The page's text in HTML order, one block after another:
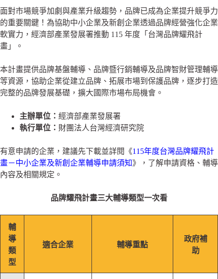
面對市場競爭加劇與產業升級趨勢，品牌已成為企業提升競爭力
的重要關鍵！ 為協助中小企業及新創企業透過品牌經營強化企業
軟實力，經濟部產業發展署推動 115 年度「台灣品牌耀飛計
畫」。
本計畫提供品牌基盤輔導、品牌暨行銷輔導及品牌智財管理輔導
等資源，協助企業從建立品牌、拓展市場到保護品牌，逐步打造
完整的品牌發展基礎，擴大國際市場布局機會。
主辦單位： 經濟部產業發展署
執行單位： 財團法人台灣經濟研究院
有意申請的企業，建議先下載並詳閱《115年度台灣品牌耀飛計
畫－中小企業及新創企業輔導申請須知》，了解申請資格、輔導
內容及相關規定。
品牌耀飛計畫三大輔導類型一次看
輔
導
類
型
適合企業 輔導重點
政府補
助